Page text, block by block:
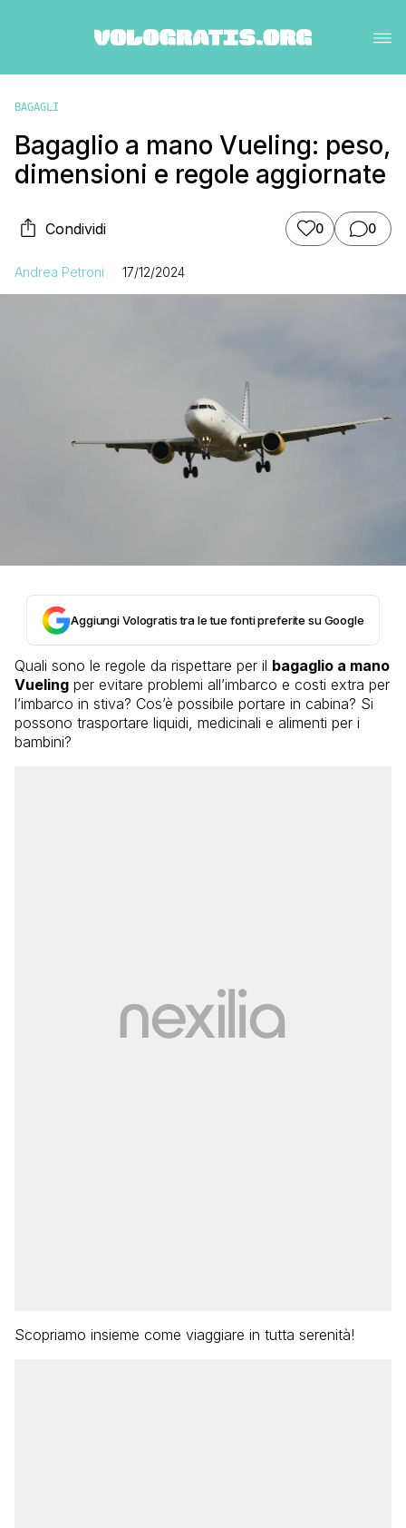
BAGAGLI
Bagaglio a mano Vueling: peso,
dimensioni e regole aggiornate
Condividi 0 0
Andrea Petroni 17/12/2024
Aggiungi Vologratis tra le tue fonti preferite su Google
Quali sono le regole da rispettare per il bagaglio a mano
Vueling per evitare problemi all’imbarco e costi extra per
l’imbarco in stiva? Cos’è possibile portare in cabina? Si
possono trasportare liquidi, medicinali e alimenti per i
bambini?
Scopriamo insieme come viaggiare in tutta serenità!